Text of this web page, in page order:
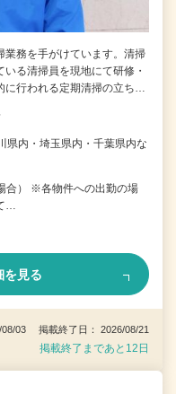
業務を手がけています。清掃
る清掃員を現地にて研修・
に行われる定期清掃の立ち…
県内・埼玉県内・千葉県内な
合） ※各物件への出勤の場
…
を見る
08/03 掲載終了日： 2026/08/21
掲載終了まであと12日